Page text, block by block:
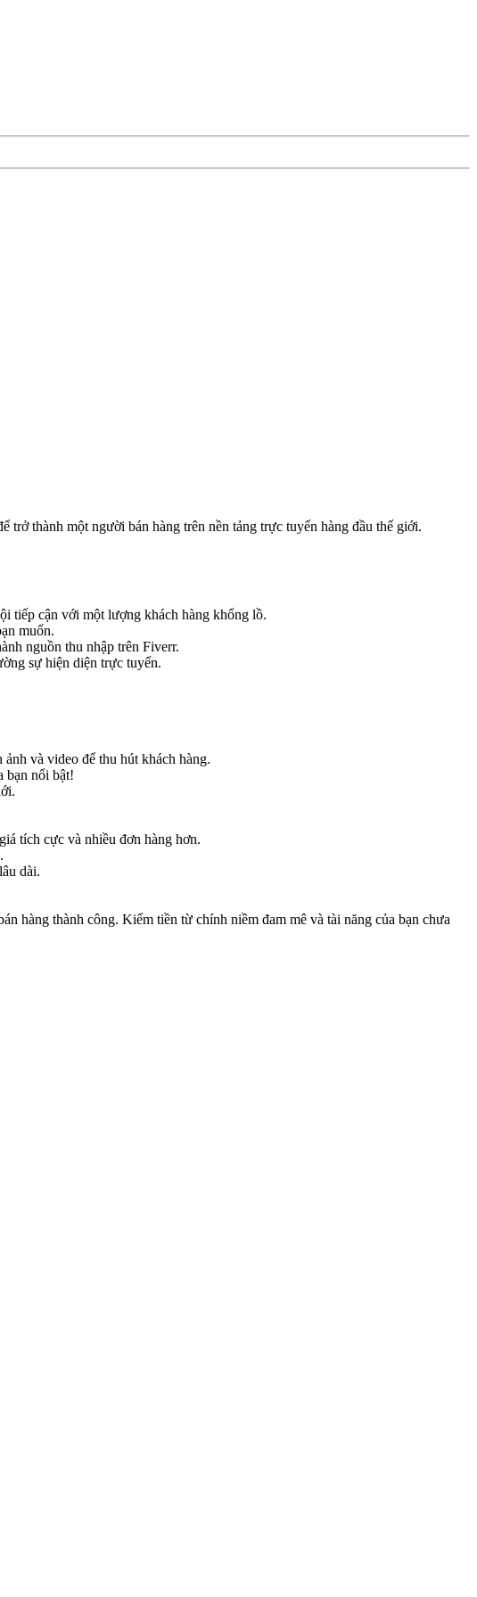
thành một người bán hàng trên nền tảng trực tuyến hàng đầu thế giới.
tiếp cận với một lượng khách hàng khổng lồ.
muốn.
nguồn thu nhập trên Fiverr.
sự hiện diện trực tuyến.
và video để thu hút khách hàng.
bạn nổi bật!
tích cực và nhiều đơn hàng hơn.
dài.
hàng thành công. Kiếm tiền từ chính niềm đam mê và tài năng của bạn chưa